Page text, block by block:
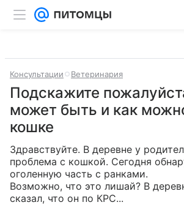
Консультации Ветеринария
Подскажите
может быть и как
кошке
Здравствуйте. В деревне у
проблема с кошкой. Сегодня
оголенную часть с ранками.
Возможно, что это лишай? В
сказал, что он по КРС...